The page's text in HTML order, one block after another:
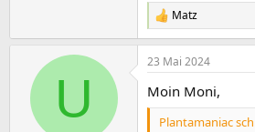
R
e
a
k
i
o
Matz
U
23 Mai 2024
Moin Moni,
Plantamaniac